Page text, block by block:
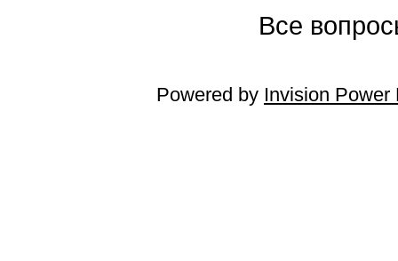
Все
Powered by Invision Power